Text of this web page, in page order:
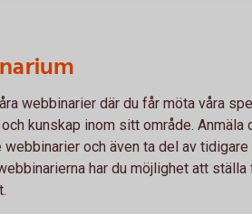
webbinarier där du får möta våra
kunskap inom sitt område. Anmäla
webbinarier och även ta del av tidigare
har du möjlighet att